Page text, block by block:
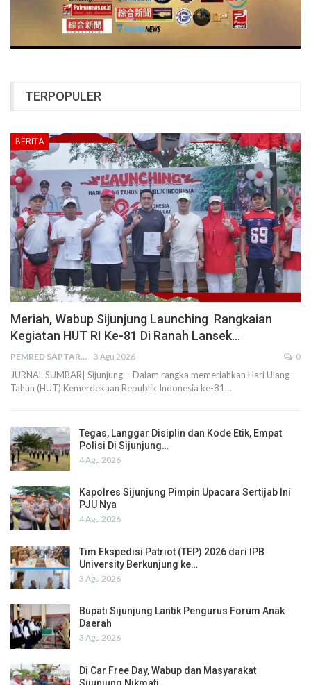
TERPOPULER
BERITA
Meriah, Wabup Sijunjung Launching Rangkaian
Kegiatan HUT RI Ke-81 Di Ranah Lansek…
PEMRED SAPTARIUS 3 Agu 2026 0
JURNAL SUMBAR| Sijunjung - Dalam rangka memeriahkan Hari Ulang
Tahun (HUT) Kemerdekaan Republik Indonesia ke-81…
Tegas, Langgar Disiplin dan Kode Etik, Empat
Polisi Di Sijunjung…
4 Agu 2026
Kapolres Sijunjung Pimpin Upacara Sertijab Ini
PJU Nya
4 Agu 2026
Tim Ekspedisi Patriot (TEP) 2026 dari IPB
University Berkunjung ke…
3 Agu 2026
Bupati Sijunjung Lantik Pengurus Forum Anak
Daerah
3 Agu 2026
Di Car Free Day, Wabup dan Masyarakat